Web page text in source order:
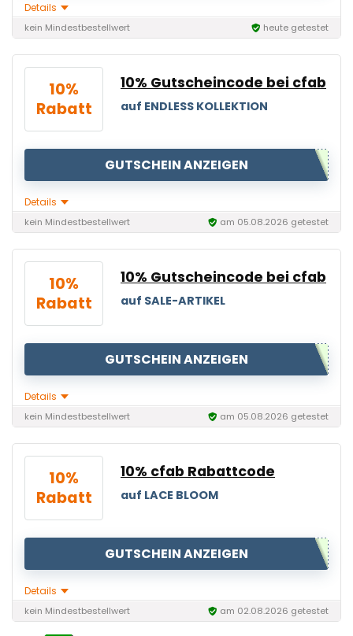
Details
kein Mindestbestellwert heute getestet
10%
Rabatt
10% Gutscheincode bei cfab
auf ENDLESS KOLLEKTION
GUTSCHEIN ANZEIGEN
Details
kein Mindestbestellwert am 05.08.2026 getestet
10%
Rabatt
10% Gutscheincode bei cfab
auf SALE-ARTIKEL
GUTSCHEIN ANZEIGEN
Details
kein Mindestbestellwert am 05.08.2026 getestet
10%
Rabatt
10% cfab Rabattcode
auf LACE BLOOM
GUTSCHEIN ANZEIGEN
Details
kein Mindestbestellwert am 02.08.2026 getestet